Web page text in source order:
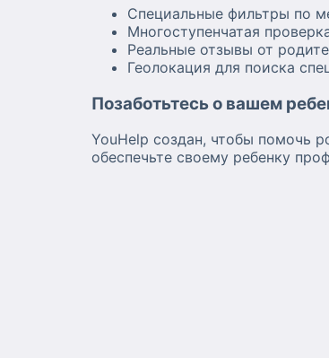
Специальные фильтры по
Многоступенчатая
Реальные отзывы от
Геолокация для поиска
Позаботьтесь о вашем
YouHelp создан, чтобы помочь
обеспечьте своему ребенку